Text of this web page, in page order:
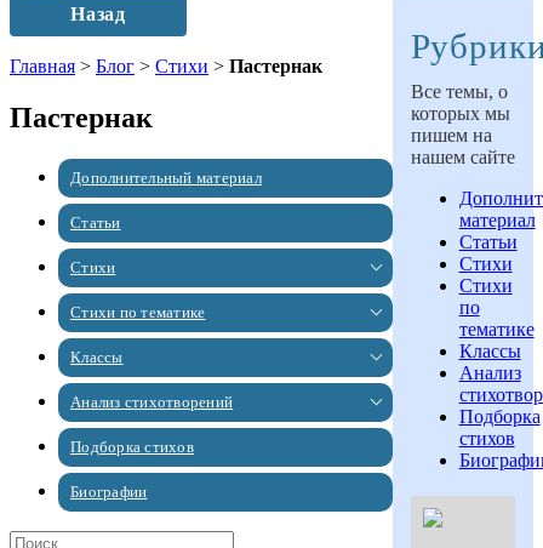
Назад
Главная > Блог > Стихи > Пастернак
Пастернак
Дополнительный материал
Статьи
Стихи
Стихи по тематике
Классы
Анализ стихотворений
Подборка стихов
Биографии
Все темы, о
которых мы
пишем на
нашем сайте
материал
Статьи
Стихи
Стихи
по
тематике
Классы
Анализ
Подборка
стихов